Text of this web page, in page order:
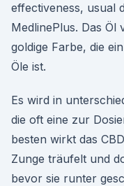
effectiveness, usual
MedlinePlus. Das
goldige Farbe, die
Öle ist.
Es wird in
die oft eine zur
besten wirkt das
Zunge träufelt und
bevor sie runter